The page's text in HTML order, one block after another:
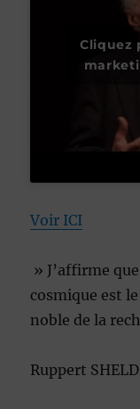
Cliquez
Voir ICI
» J’affirme
cosmique est
noble de la
Ruppert